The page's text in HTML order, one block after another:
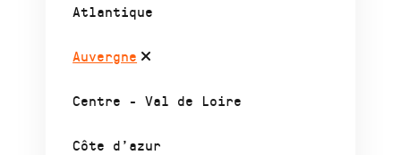
Atlantique
Auvergne
Centre - Val de Loire
Côte d’azur